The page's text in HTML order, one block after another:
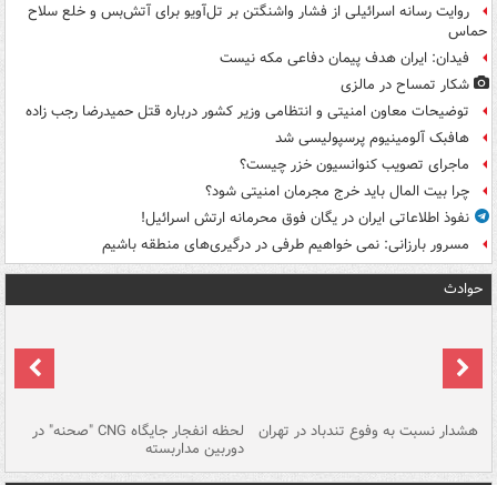
روایت رسانه اسرائیلی از فشار واشنگتن بر تل‌آویو برای آتش‌بس و خلع سلاح
حماس
فیدان: ایران هدف پیمان دفاعی مکه نیست
شکار تمساح در مالزی
توضیحات معاون امنیتی و انتظامی وزیر کشور درباره قتل حمیدرضا رجب زاده
هافبک آلومینیوم پرسپولیسی شد
ماجرای تصویب کنوانسیون خزر چیست؟
چرا بیت المال باید خرج مجرمان امنیتی شود؟
نفوذ اطلاعاتی ایران در یگان فوق محرمانه ارتش اسرائیل!
مسرور بارزانی: نمی خواهیم طرفی در درگیری‌های منطقه باشیم
حوادث
هشدار نسبت به وفوع تندباد در تهران لحظه انفجار جایگاه CNG "صحنه" در
دوربین مداربسته